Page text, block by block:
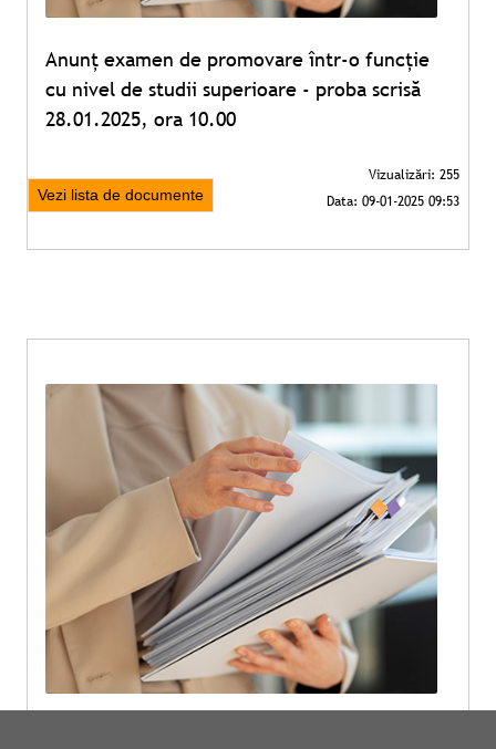
Anunț examen de promovare într-o funcție
cu nivel de studii superioare - proba scrisă
28.01.2025, ora 10.00
Vezi lista de documente